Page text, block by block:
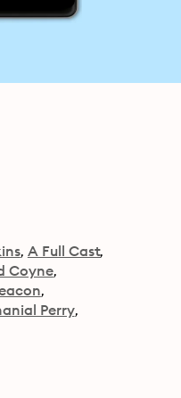
A Full Cast
Coyne
Perry